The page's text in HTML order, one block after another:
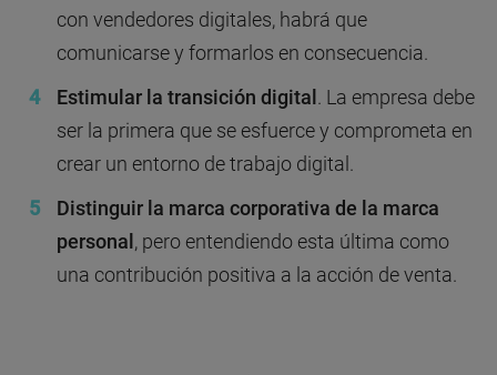
con vendedores digitales, habrá que
comunicarse y formarlos en consecuencia.
Estimular la transición digital . La empresa debe
ser la primera que se esfuerce y comprometa en
crear un entorno de trabajo digital.
Distinguir la marca corporativa de la marca
personal, pero entendiendo esta última como
una contribución positiva a la acción de venta.